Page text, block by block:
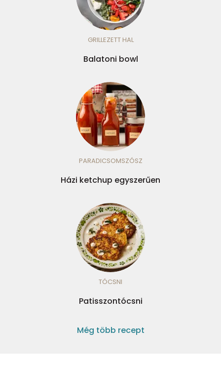
GRILLEZETT HAL
Balatoni bowl
PARADICSOMSZÓSZ
Házi ketchup egyszerűen
TÓCSNI
Patisszontócsni
Még több recept